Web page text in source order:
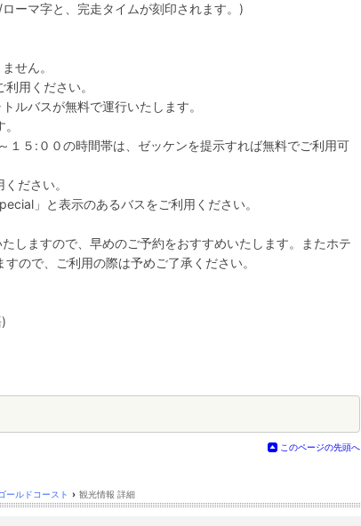
ーマ字と、完走タイムが刻印されます。)
せん。
用ください。
ルバスが無料で運行いたします。
１５:００の時間帯は、ゼッケンを提示すれば無料でご利用可
ださい。
」と表示のあるバスをご利用ください。
しますので、早めのご予約をおすすめいたします。またホテ
ので、ご利用の際は予めご了承ください。
このページの先頭へ
ールドコースト › 観光情報 詳細